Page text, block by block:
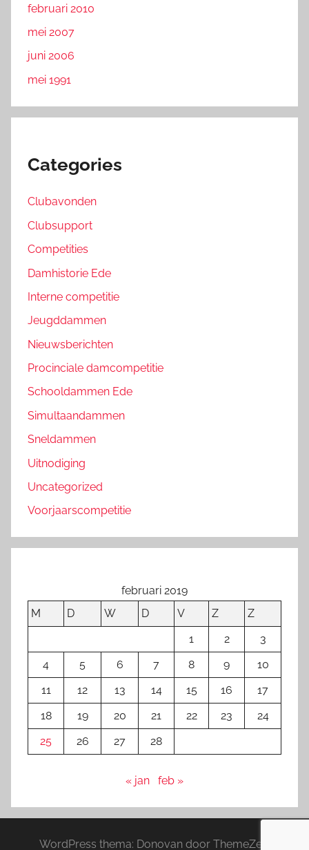
februari 2010
mei 2007
juni 2006
mei 1991
Categories
Clubavonden
Clubsupport
Competities
Damhistorie Ede
Interne competitie
Jeugddammen
Nieuwsberichten
Procinciale damcompetitie
Schooldammen Ede
Simultaandammen
Sneldammen
Uitnodiging
Uncategorized
Voorjaarscompetitie
februari 2019
M
D W D V Z
Z
1
2
3
4
5 6 7 8 9
10
11
12 13 14 15 16
17
18
19 20 21 22 23
24
25
26 27 28
« jan feb »
WordPress thema: Donovan door ThemeZee.